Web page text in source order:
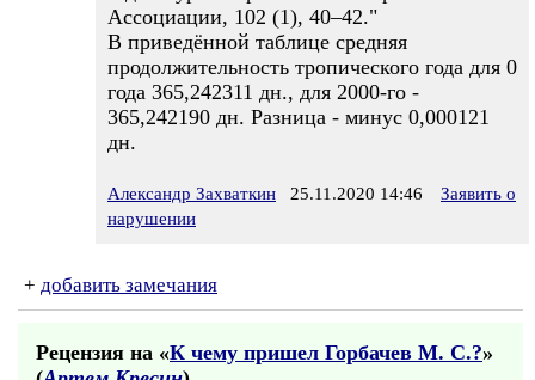
Ассоциации, 102 (1), 40–42."
В приведённой таблице средняя
продолжительность тропического года для 0
года 365,242311 дн., для 2000-го -
365,242190 дн. Разница - минус 0,000121
дн.
Александр Захваткин 25.11.2020 14:46
Заявить о
нарушении
+ добавить замечания
Рецензия на «К чему пришел Горбачев М. С.?»